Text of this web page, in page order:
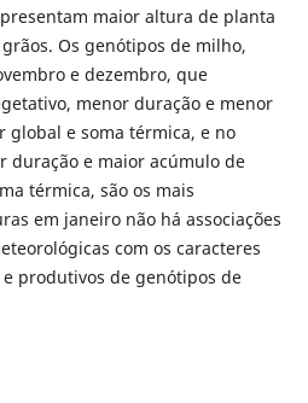
maior altura de planta
Os genótipos de milho,
e dezembro, que
menor duração e menor
global e soma térmica, e no
duração e maior acúmulo de
térmica, são os mais
em janeiro não há associações
com os caracteres
produtivos de genótipos de